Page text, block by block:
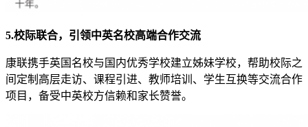
5.校际联合，引领中英名校高端合作交流
康联携手英国名校与国内优秀学校建立姊妹学校，帮助校际之
间定制高层走访、课程引进、教师培训、学生互换等交流合作
项目，备受中英校方信赖和家长赞誉。